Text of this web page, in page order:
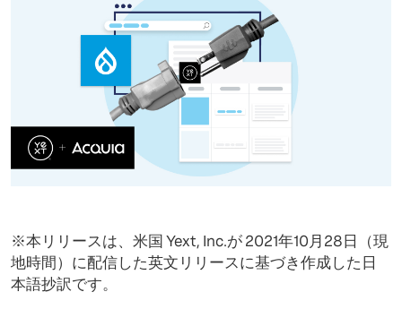
※本リリースは、米国 Yext, Inc.が 2021年10月28日（現
地時間）に配信した英文リリースに基づき作成した日
本語抄訳です。